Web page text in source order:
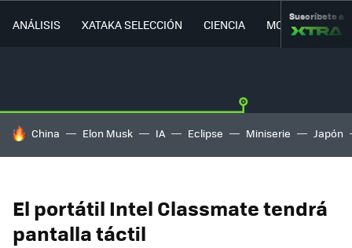
ANÁLISIS XATAKA SELECCIÓN CIENCIA MOVILIDAD
Suscríbete a
HOY SE HABLA DE
China Elon Musk IA Eclipse Miniserie Japón
El portátil Intel Classmate tendrá
pantalla táctil